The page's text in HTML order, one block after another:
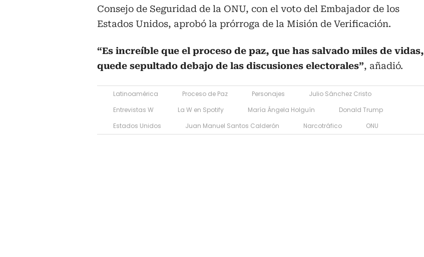
Consejo de Seguridad de la ONU, con el voto del Embajador de los
Estados Unidos, aprobó la prórroga de la Misión de Verificación.
“Es increíble que el proceso de paz, que has salvado miles de vidas,
quede sepultado debajo de las discusiones electorales”, añadió.
Latinoamérica Proceso de Paz Personajes
Julio Sánchez Cristo
Entrevistas W
La W en Spotify María Ángela Holguín
Donald Trump
Estados Unidos
Juan Manuel Santos Calderón Narcotráfico ONU